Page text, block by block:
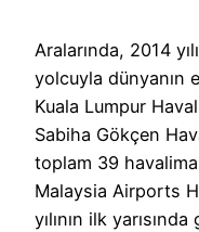
Aralarında, 2014
yolcuyla dünyanın
Kuala Lumpur
Sabiha Gökçen
toplam 39
Malaysia Airports
yılının ilk